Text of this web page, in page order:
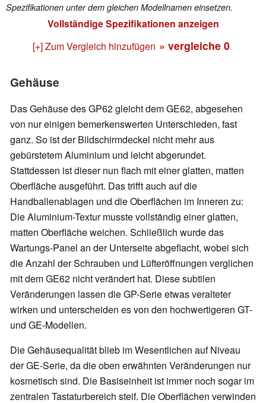
Spezifikationen unter dem gleichen Modellnamen einsetzen.
Vollständige Spezifikationen anzeigen
[+] Zum Vergleich hinzufügen » vergleiche 0
Gehäuse
Das Gehäuse des GP62 gleicht dem GE62, abgesehen
von nur einigen bemerkenswerten Unterschieden, fast
ganz. So ist der Bildschirmdeckel nicht mehr aus
gebürstetem Aluminium und leicht abgerundet.
Stattdessen ist dieser nun flach mit einer glatten, matten
Oberfläche ausgeführt. Das trifft auch auf die
Handballenablagen und die Oberflächen im Inneren zu:
Die Aluminium-Textur musste vollständig einer glatten,
matten Oberfläche weichen. Schließlich wurde das
Wartungs-Panel an der Unterseite abgeflacht, wobei sich
die Anzahl der Schrauben und Lüfteröffnungen verglichen
mit dem GE62 nicht verändert hat. Diese subtilen
Veränderungen lassen die GP-Serie etwas veralteter
wirken und unterscheiden es von den hochwertigeren GT-
und GE-Modellen.
Die Gehäusequalität blieb im Wesentlichen auf Niveau
der GE-Serie, da die oben erwähnten Veränderungen nur
kosmetisch sind. Die Basiseinheit ist immer noch sogar im
zentralen Tastaturbereich steif. Die Oberflächen verwinden